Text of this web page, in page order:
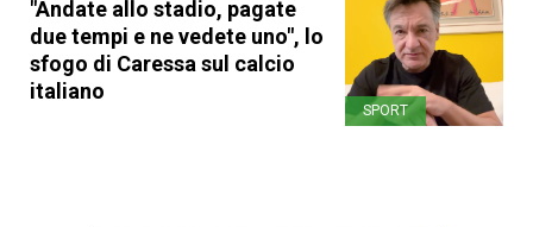
"Andate allo stadio, pagate
due tempi e ne vedete uno", lo
sfogo di Caressa sul calcio
italiano
SPORT